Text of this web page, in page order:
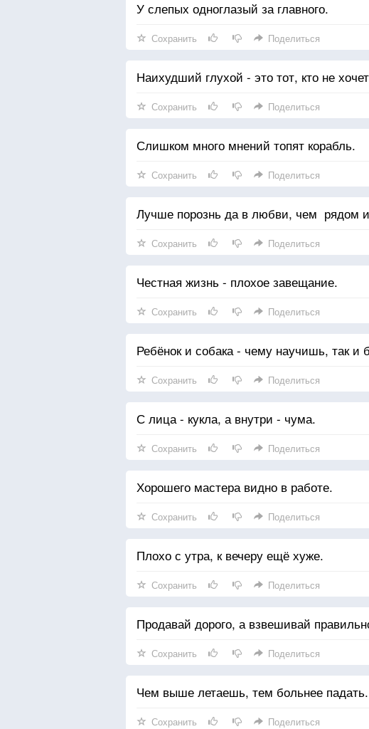
У слепых одноглазый за главного.
Сохранить Поделиться
Наихудший глухой - это тот, кто не
Сохранить Поделиться
Слишком много мнений топят корабль.
Сохранить Поделиться
Лучше порознь да в любви, чем рядом
Сохранить Поделиться
Честная жизнь - плохое завещание.
Сохранить Поделиться
Ребёнок и собака - чему научишь, так и
Сохранить Поделиться
С лица - кукла, а внутри - чума.
Сохранить Поделиться
Хорошего мастера видно в работе.
Сохранить Поделиться
Плохо с утра, к вечеру ещё хуже.
Сохранить Поделиться
Продавай дорого, а взвешивай
Сохранить Поделиться
Чем выше летаешь, тем больнее падать.
Сохранить Поделиться